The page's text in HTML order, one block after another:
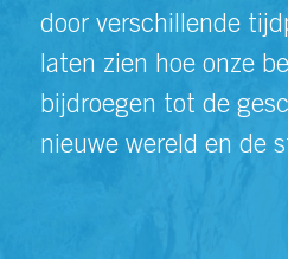
door verschillende
laten zien hoe onze
bijdroegen tot de
nieuwe wereld en de